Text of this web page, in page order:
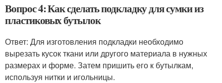
Вопрос 4: Как сделать подкладку для сумки из
пластиковых бутылок
Ответ: Для изготовления подкладки необходимо
вырезать кусок ткани или другого материала в нужных
размерах и форме. Затем пришить его к бутылкам,
используя нитки и игольницы.